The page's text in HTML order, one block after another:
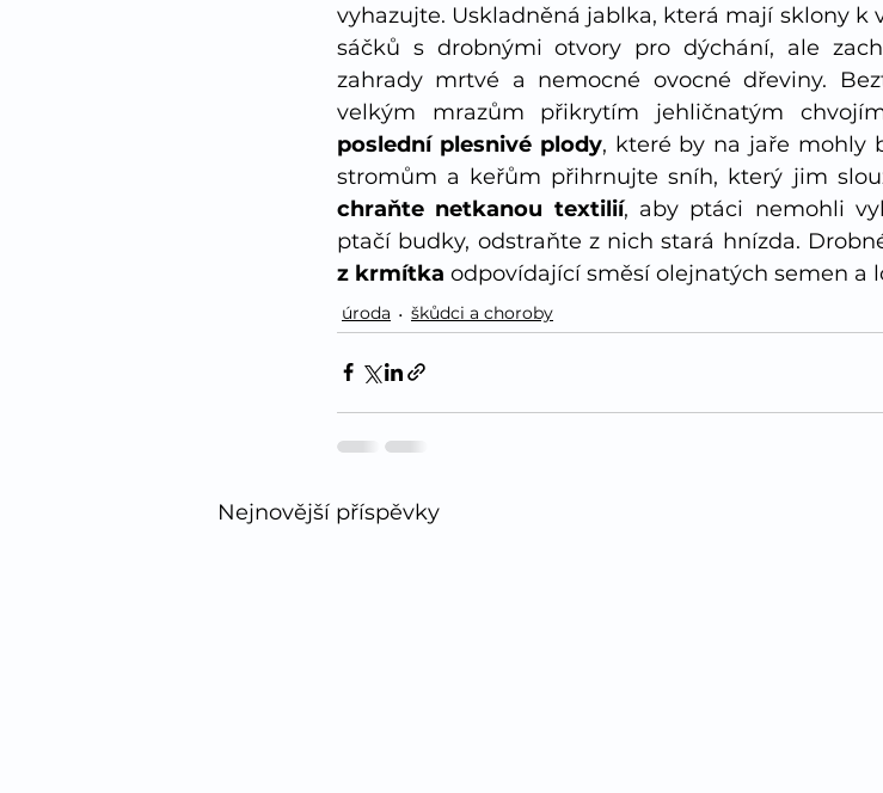
vyhazujte. Uskladněná jablka, která mají sklony
sáčků s drobnými otvory pro dýchání, ale
zahrady mrtvé a nemocné ovocné dřeviny.
velkým mrazům přikrytím jehličnatým
poslední plesnivé plody, které by na jaře mohly
chraňte netkanou textilií, aby ptáci nemohli
ptačí budky, odstraňte z nich stará hnízda.
z krmítka odpovídající směsí olejnatých semen a
úroda škůdci a choroby
Nejnovější příspěvky